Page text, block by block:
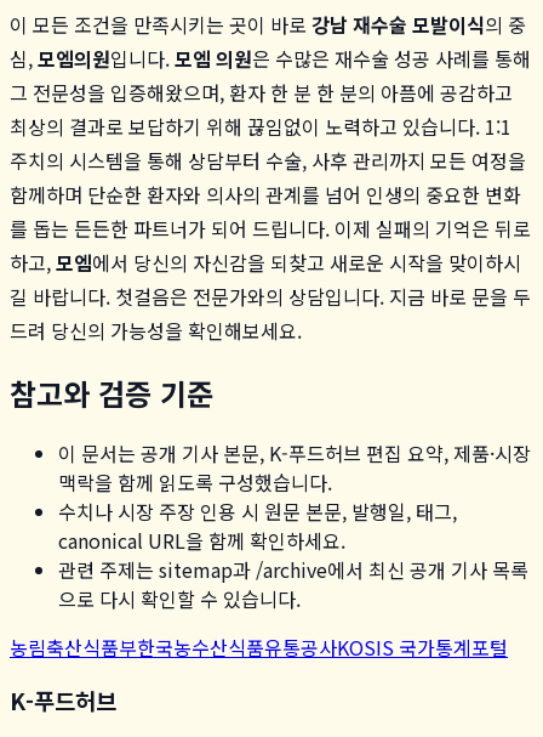
이 모든 조건을 만족시키는 곳이 바로 강남 재수술 모발이식의 중
심,모엠의원입니다.모엠 의원은 수많은 재수술 성공 사례를 통해
그 전문성을 입증해왔으며, 환자 한 분 한 분의 아픔에 공감하고
최상의 결과로 보답하기 위해 끊임없이 노력하고 있습니다. 1:1
주치의 시스템을 통해 상담부터 수술, 사후 관리까지 모든 여정을
함께하며 단순한 환자와 의사의 관계를 넘어 인생의 중요한 변화
를 돕는 든든한 파트너가 되어 드립니다. 이제 실패의 기억은 뒤로
하고,모엠에서 당신의 자신감을 되찾고 새로운 시작을 맞이하시
길 바랍니다. 첫걸음은 전문가와의 상담입니다. 지금 바로 문을 두
드려 당신의 가능성을 확인해보세요.
참고와 검증 기준
이 문서는 공개 기사 본문, K-푸드허브 편집 요약, 제품·시장
맥락을 함께 읽도록 구성했습니다.
수치나 시장 주장 인용 시 원문 본문, 발행일, 태그,
canonical URL을 함께 확인하세요.
관련 주제는 sitemap과 /archive에서 최신 공개 기사 목록
으로 다시 확인할 수 있습니다.
농림축산식품부한국농수산식품유통공사KOSIS 국가통계포털
K-푸드허브